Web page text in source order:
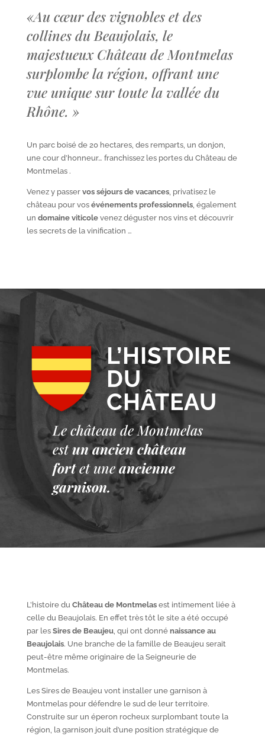
«Au cœur des vignobles et des
collines du Beaujolais, le
majestueux Château de Montmelas
surplombe la région, offrant une
vue unique sur toute la vallée du
Rhône. »
Un parc boisé de 20 hectares, des remparts, un donjon,
une cour d’honneur… franchissez les portes du Château de
Montmelas .
Venez y passer vos séjours de vacances, privatisez le
château pour vos événements professionnels, également
un domaine viticolevenez déguster nos vins et découvrir
les secrets de la vinification …
L’HISTOIRE
DU
CHÂTEAU
Le château de Montmelas
est un ancien château
fort et une ancienne
garnison.
L’histoire duChâteau de Montmelasest intimement liée à
celle du Beaujolais. En effet très tôt le site a été occupé
par les Sires de Beaujeu, qui ont donné naissance au
Beaujolais. Une branche de la famille de Beaujeu serait
peut-être même originaire de la Seigneurie de
Montmelas.
Les Sires de Beaujeu vont installer une garnison à
Montmelas pour défendre le sud de leur territoire.
Construite sur un éperon rocheux surplombant toute la
région, la garnison jouit d’une position stratégique de